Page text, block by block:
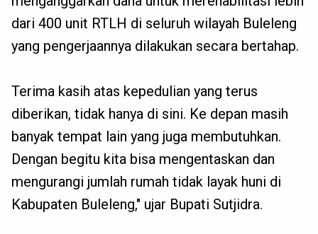
dari 400 unit RTLH di seluruh wilayah Buleleng
yang pengerjaannya dilakukan secara bertahap.
Terima kasih atas kepedulian yang terus
diberikan, tidak hanya di sini. Ke depan masih
banyak tempat lain yang juga membutuhkan.
Dengan begitu kita bisa mengentaskan dan
mengurangi jumlah rumah tidak layak huni di
Kabupaten Buleleng," ujar Bupati Sutjidra.